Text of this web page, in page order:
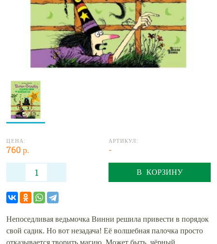
ЦЕНА:
760 р.
АРТИКУЛ:
-
В КОРЗИНУ
Непоседливая ведьмочка Винни решила привести в порядок
свой садик. Но вот незадача! Её волшебная палочка просто
отказывается творить магию. Может быть, чёрный